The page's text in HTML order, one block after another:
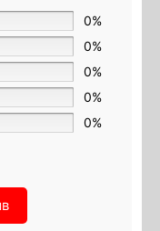
0%
0%
0%
0%
0%